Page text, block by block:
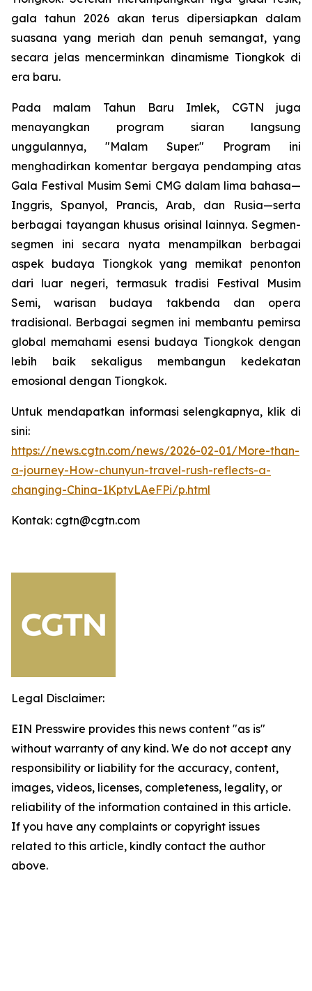
gala tahun 2026 akan terus dipersiapkan dalam
suasana yang meriah dan penuh semangat, yang
secara jelas mencerminkan dinamisme Tiongkok di
era baru.
Pada malam Tahun Baru Imlek, CGTN juga
menayangkan program siaran langsung
unggulannya, "Malam Super." Program ini
menghadirkan komentar bergaya pendamping atas
Gala Festival Musim Semi CMG dalam lima bahasa—
Inggris, Spanyol, Prancis, Arab, dan Rusia—serta
berbagai tayangan khusus orisinal lainnya. Segmen-
segmen ini secara nyata menampilkan berbagai
aspek budaya Tiongkok yang memikat penonton
dari luar negeri, termasuk tradisi Festival Musim
Semi, warisan budaya takbenda dan opera
tradisional. Berbagai segmen ini membantu pemirsa
global memahami esensi budaya Tiongkok dengan
lebih baik sekaligus membangun kedekatan
emosional dengan Tiongkok.
Untuk mendapatkan informasi selengkapnya, klik di
sini:
https://news.cgtn.com/news/2026-02-01/More-than-
a-journey-How-chunyun-travel-rush-reflects-a-
changing-China-1KptvLAeFPi/p.html
Kontak: cgtn@cgtn.com
Legal Disclaimer:
EIN Presswire provides this news content "as is"
without warranty of any kind. We do not accept any
responsibility or liability for the accuracy, content,
images, videos, licenses, completeness, legality, or
reliability of the information contained in this article.
If you have any complaints or copyright issues
related to this article, kindly contact the author
above.